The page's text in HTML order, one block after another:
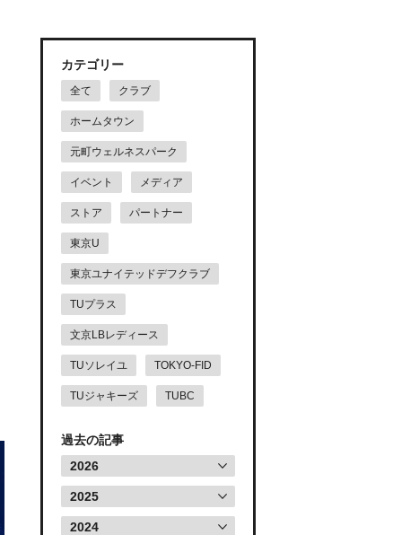
カテゴリー
全て クラブ
ホームタウン
元町ウェルネスパーク
イベント メディア
ストア パートナー
東京U
東京ユナイテッドデフクラブ
TUプラス
文京LBレディース
TUソレイユ TOKYO-FID
TUジャキーズ TUBC
過去の記事
2026
2025
2024